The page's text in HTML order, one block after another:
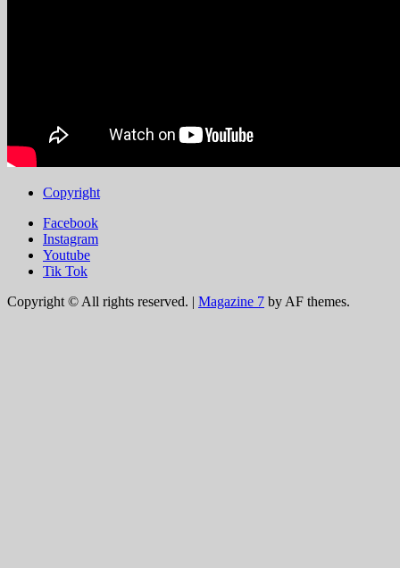
Copyright
Facebook
Instagram
Youtube
Tik Tok
Copyright © All rights reserved. | Magazine 7 by AF themes.